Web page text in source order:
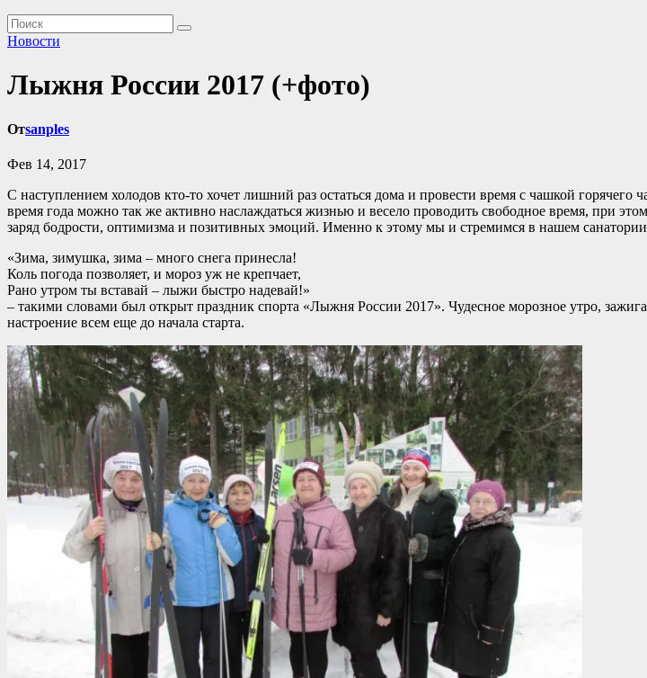
Новости
Лыжня России 2017 (+фото)
Отsanples
Фев 14, 2017
С наступлением холодов кто-то хочет лишний раз остаться дома и провести время с чашкой
время года можно так же активно наслаждаться жизнью и весело проводить свободное время, при
заряд бодрости, оптимизма и позитивных эмоций. Именно к этому мы и стремимся в нашем
«Зима, зимушка, зима – много снега принесла!
Коль погода позволяет, и мороз уж не крепчает,
Рано утром ты вставай – лыжи быстро надевай!»
– такими словами был открыт праздник спорта «Лыжня России 2017». Чудесное морозное утро,
настроение всем еще до начала старта.